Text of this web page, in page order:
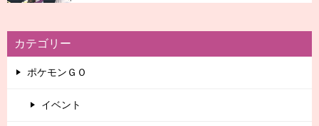
カテゴリー
ポケモンＧＯ
イベント